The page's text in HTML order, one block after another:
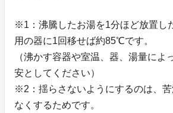
※1：沸騰したお湯を1分ほど放置し
用の器に1回移せば約85℃です。
（沸かす容器や室温、器、湯量によ
安としてください）
※2：揺らさないようにするのは、
なくするためです。